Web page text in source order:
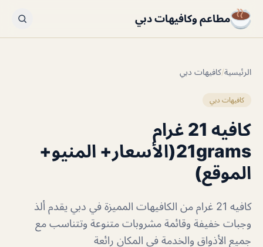
مطاعم وكافيهات دبي
الرئيسية/كافيهات دبي
كافيهات دبي
كافيه 21 غرام
21grams(الأسعار+ المنيو+
الموقع)
كافيه 21 غرام من الكافيهات المميزة في دبي يقدم ألذ
وجبات خفيفة وقائمة مشروبات متنوعة وتتناسب مع
جميع الأذواق والخدمة في المكان رائعة